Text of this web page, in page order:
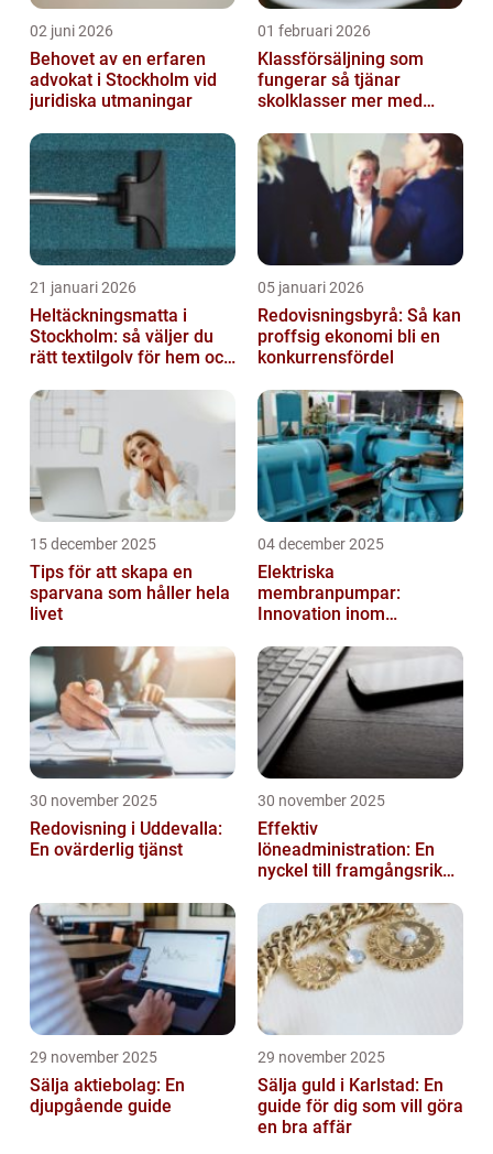
02 juni 2026
Behovet av en erfaren
advokat i Stockholm vid
juridiska utmaningar
01 februari 2026
Klassförsäljning som
fungerar så tjänar
skolklasser mer med
21 januari 2026
Heltäckningsmatta i
Stockholm: så väljer du
rätt textilgolv för hem och
05 januari 2026
Redovisningsbyrå: Så kan
proffsig ekonomi bli en
konkurrensfördel
15 december 2025
Tips för att skapa en
sparvana som håller hela
livet
04 december 2025
Elektriska
membranpumpar:
Innovation inom
30 november 2025
Redovisning i Uddevalla:
En ovärderlig tjänst
30 november 2025
Effektiv
löneadministration: En
nyckel till framgångsrika
29 november 2025
Sälja aktiebolag: En
djupgående guide
29 november 2025
Sälja guld i Karlstad: En
guide för dig som vill göra
en bra affär